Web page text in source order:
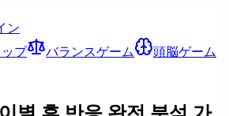
ン
プ
バランスゲーム
頭脳ゲーム